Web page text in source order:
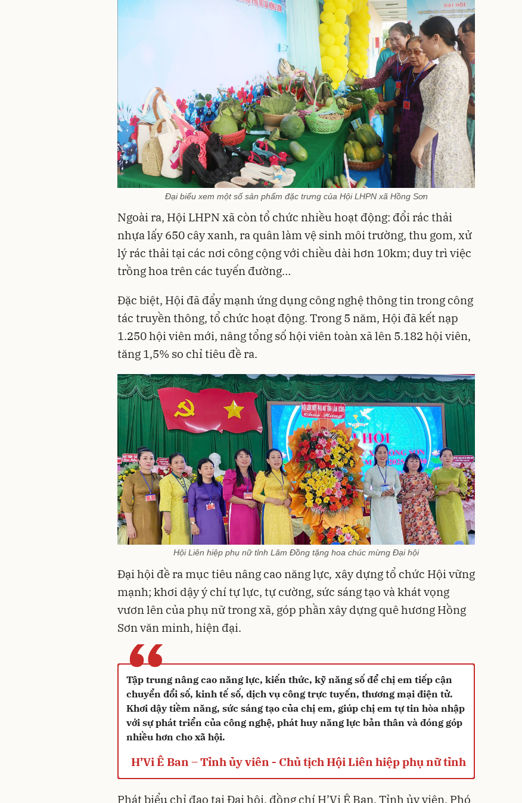
Đại biểu xem một số sản phẩm đặc trưng của Hội LHPN xã Hồng Sơn
Ngoài ra, Hội LHPN xã còn tổ chức nhiều hoạt động: đổi rác thải
nhựa lấy 650 cây xanh, ra quân làm vệ sinh môi trường, thu gom, xử
lý rác thải tại các nơi công cộng với chiều dài hơn 10km; duy trì việc
trồng hoa trên các tuyến đường…
Đặc biệt, Hội đã đẩy mạnh ứng dụng công nghệ thông tin trong công
tác truyền thông, tổ chức hoạt động. Trong 5 năm, Hội đã kết nạp
1.250 hội viên mới, nâng tổng số hội viên toàn xã lên 5.182 hội viên,
tăng 1,5% so chỉ tiêu đề ra.
Hội Liên hiệp phụ nữ tỉnh Lâm Đồng tặng hoa chúc mừng Đại hội
Đại hội đề ra mục tiêu nâng cao năng lực, xây dựng tổ chức Hội vững
mạnh; khơi dậy ý chí tự lực, tự cường, sức sáng tạo và khát vọng
vươn lên của phụ nữ trong xã, góp phần xây dựng quê hương Hồng
Sơn văn minh, hiện đại.
“
Tập trung nâng cao năng lực, kiến thức, kỹ năng số để chị em tiếp cận
chuyển đổi số, kinh tế số, dịch vụ công trực tuyến, thương mại điện tử.
Khơi dậy tiềm năng, sức sáng tạo của chị em, giúp chị em tự tin hòa nhập
với sự phát triển của công nghệ, phát huy năng lực bản thân và đóng góp
nhiều hơn cho xã hội.
H’Vi Ê Ban – Tỉnh ủy viên - Chủ tịch Hội Liên hiệp phụ nữ tỉnh
Phát biểu chỉ đạo tại Đại hội, đồng chí H’Vi Ê Ban, Tỉnh ủy viên, Phó